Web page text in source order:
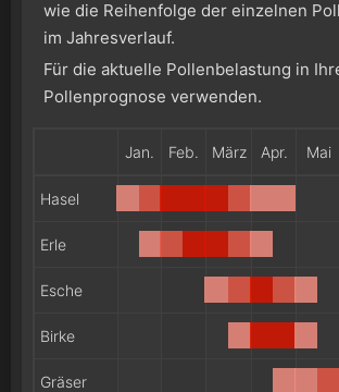
wie die Reihenfolge der einzelnen
im Jahresverlauf.
Für die aktuelle Pollenbelastung in
Pollenprognose verwenden.
Jan. Feb. März Apr. Mai
Hasel
Erle
Esche
Birke
Gräser